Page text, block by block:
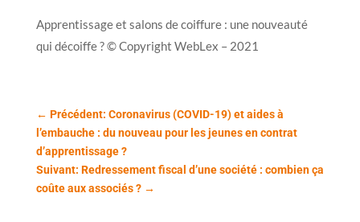
Apprentissage et salons de coiffure : une nouveauté
qui décoiffe ? © Copyright WebLex – 2021
← Précédent: Coronavirus (COVID-19) et aides à
l’embauche : du nouveau pour les jeunes en contrat
d’apprentissage ?
Suivant: Redressement fiscal d’une société : combien ça
coûte aux associés ?→